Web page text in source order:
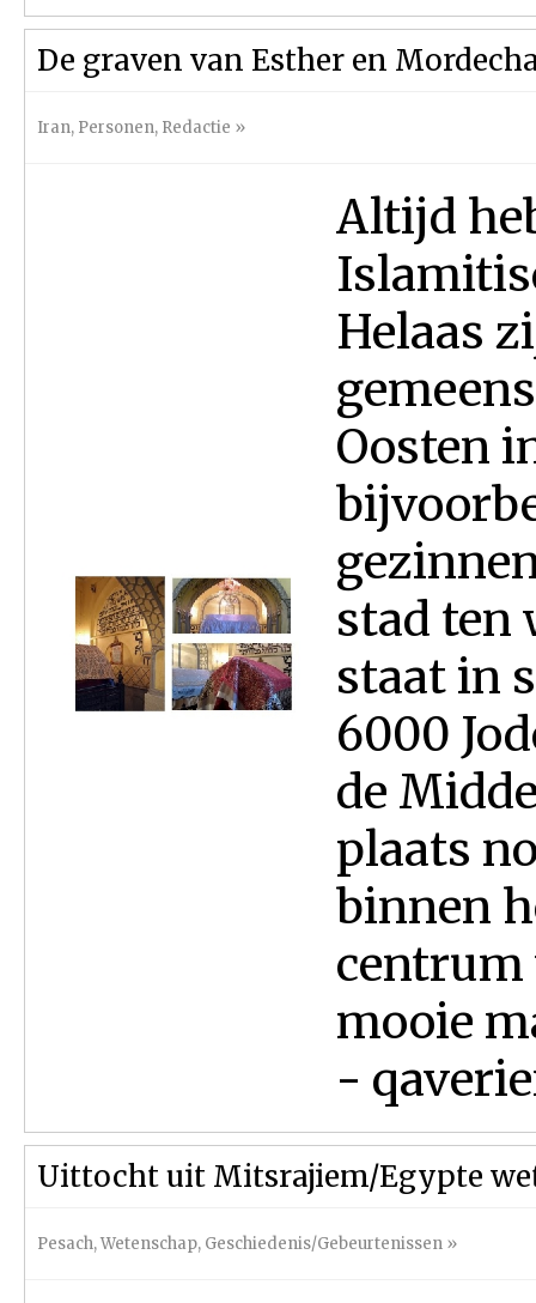
De graven van Esther en
Iran, Personen, Redactie »
Altijd
Helaas
Oosten
stad ten
staat in
6000
de
plaats
binnen
centrum
mooie
-
Uittocht uit Mitsrajiem/Egypte
Pesach,Wetenschap, Geschiedenis/Gebeurtenissen »